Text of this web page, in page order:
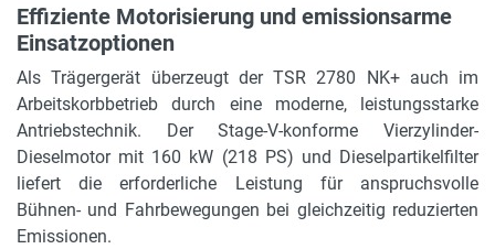
Effiziente Motorisierung und emissionsarme
Einsatzoptionen
Als Trägergerät überzeugt der TSR 2780 NK+ auch im
Arbeitskorbbetrieb durch eine moderne, leistungsstarke
Antriebstechnik. Der Stage-V-konforme Vierzylinder-
Dieselmotor mit 160 kW (218 PS) und Dieselpartikelfilter
liefert die erforderliche Leistung für anspruchsvolle
Bühnen- und Fahrbewegungen bei gleichzeitig reduzierten
Emissionen.